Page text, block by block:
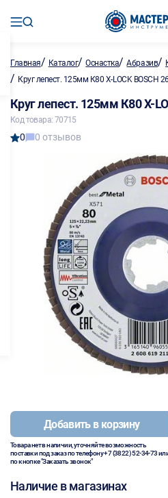
Главная/ Каталог/Оснастка/Абразив/
/ Круг лепест. 125мм К80 X-LOCK BOSCH
Круг лепест. 125мм К80 X-
Код товара: 70715
0 0 отзывов
Добавить в корзину
Товара нет в наличии, уточняйте возможность
поставки под заказ по телефону+7 (3822) 52-34-73
по кнопке "Заказать звонок"
Наличие в магазинах